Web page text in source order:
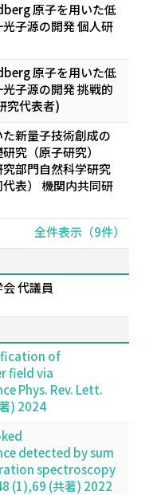
原子を用いた低
子源の開発 個人研
原子を用いた低
子源の開発 挑戦的
究代表者)
新量子技術創成の
究（原子研究）
究部門自然科学研究
表） 機関内共同研
全件表示（9件）
代議員
of
field via
Phys. Rev. Lett.
) 2024
detected by sum
spectroscopy
(1),69 (共著) 2022